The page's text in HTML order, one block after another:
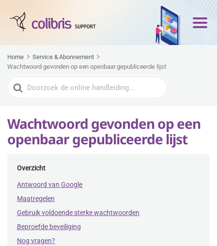
Home
Service & Abonnement
Wachtwoord gevonden op een openbaar gepubliceerde lijst
Zoeken
naar
Wachtwoord gevonden op een
openbaar gepubliceerde lijst
Overzicht
Antwoord van Google
Maatregelen
Gebruik voldoende sterke wachtwoorden
Beproefde beveiliging
Nog vragen?